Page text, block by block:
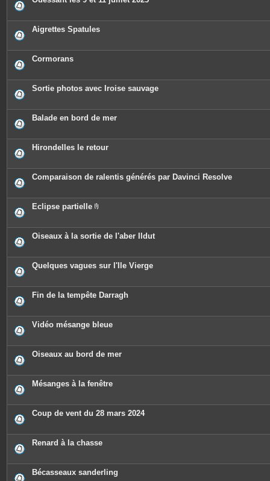
Aigrettes Spatules
Cormorans
Sortie photos avec Iroise sauvage
Balade en bord de mer
Hirondelles le retour
Comparaison de ralentis générés par Davinci Resolve
Eclipse partielle
è
c
j
o
t
e
s
Oiseaux à la sortie de l'aber Ildut
Quelques vagues sur l'Ile Vierge
Fin de la tempête Darragh
Vidéo mésange bleue
Oiseaux au bord de mer
Mésanges à la fenêtre
Coup de vent du 28 mars 2024
Renard à la chasse
Bécasseaux sanderling